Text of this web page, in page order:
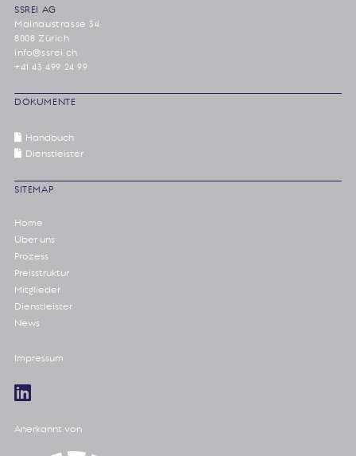
SSREI AG
Mainaustrasse 34
8008 Zürich
info@ssrei.ch
+41 43 499 24 99
DOKUMENTE
Handbuch
Dienstleister
SITEMAP
Home
Über uns
Prozess
Preisstruktur
Mitglieder
Dienstleister
News
Impressum
Anerkannt von